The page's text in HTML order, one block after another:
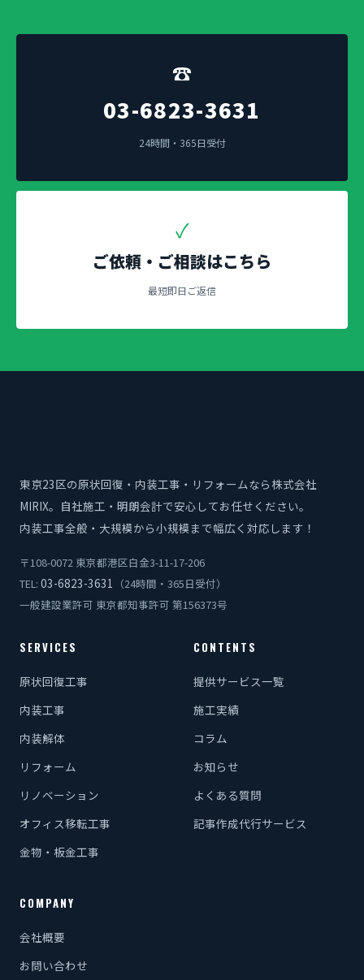
☎
03-6823-3631
24時間・365日受付
✓
ご依頼・ご相談はこちら
最短即日ご返信
東京23区の原状回復・内装工事・リフォームなら株式会社
MIRIX。自社施工・明朗会計で安心してお任せください。
内装工事全般・大規模から小規模まで幅広く対応します！
〒108-0072 東京都港区白金3-11-17-206
TEL: 03-6823-3631
（24時間・365日受付）
一般建設業許可 東京都知事許可 第156373号
SERVICES
原状回復工事
内装工事
内装解体
リフォーム
リノベーション
オフィス移転工事
金物・板金工事
CONTENTS
提供サービス一覧
施工実績
コラム
お知らせ
よくある質問
記事作成代行サービス
COMPANY
会社概要
お問い合わせ